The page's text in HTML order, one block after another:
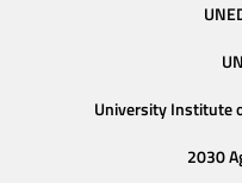
University Institute
2030